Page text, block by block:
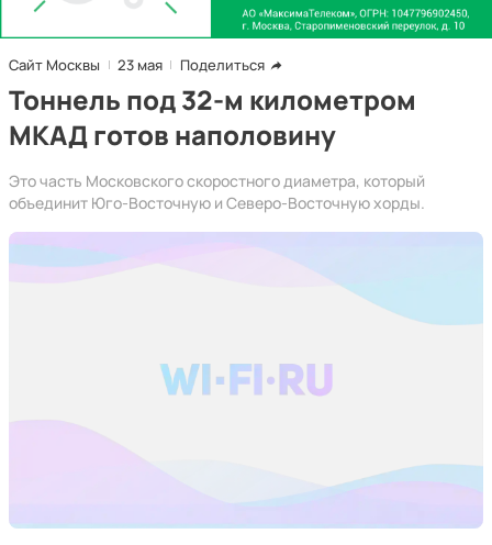
Сайт Москвы 23 мая Поделиться
Тоннель под 32-м километром
МКАД готов наполовину
Это часть Московского скоростного диаметра, который
объединит Юго-Восточную и Северо-Восточную хорды.